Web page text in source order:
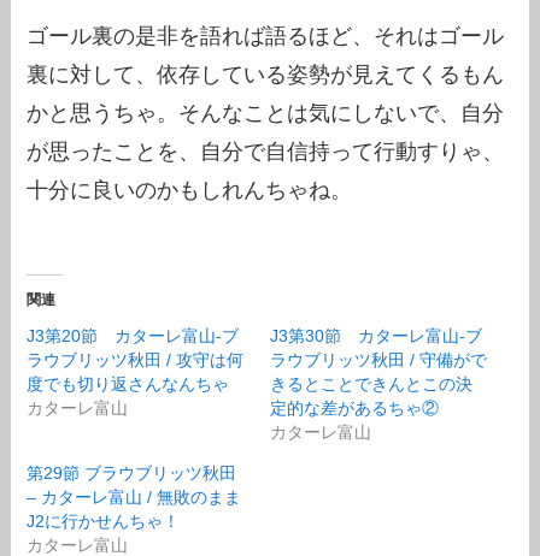
ゴール裏の是非を語れば語るほど、それはゴール
裏に対して、依存している姿勢が見えてくるもん
かと思うちゃ。そんなことは気にしないで、自分
が思ったことを、自分で自信持って行動すりゃ、
十分に良いのかもしれんちゃね。
関連
J3第20節 カターレ富山-ブ
ラウブリッツ秋田 / 攻守は何
度でも切り返さんなんちゃ
カターレ富山
J3第30節 カターレ富山-ブ
ラウブリッツ秋田 / 守備がで
きるとことできんとこの決
定的な差があるちゃ②
カターレ富山
第29節 ブラウブリッツ秋田
– カターレ富山 / 無敗のまま
J2に行かせんちゃ！
カターレ富山